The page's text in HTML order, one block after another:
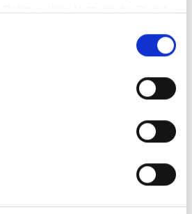
von Emissionen aus
Stärkung ökosystembasierter